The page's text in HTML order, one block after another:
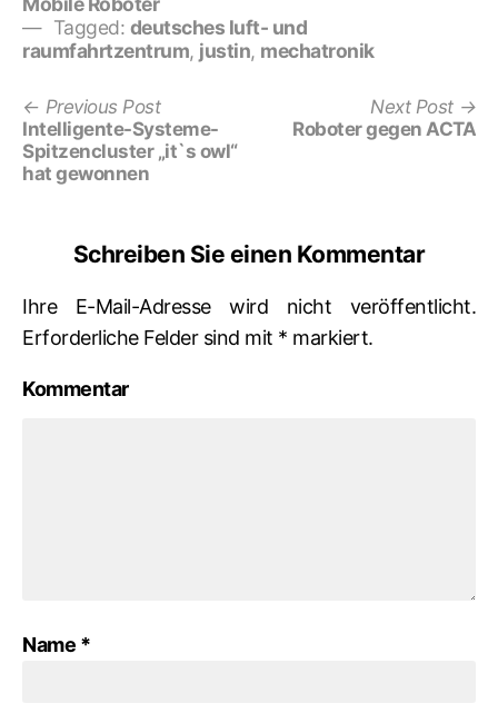
Tagged: deutsches luft- und
raumfahrtzentrum, justin, mechatronik
Beitrags-
Navigation
Previous PostPrevious
post:
Intelligente-Systeme-
Spitzencluster „it`s owl“
hat gewonnen
Next Post
Roboter gegen ACTA
Schreiben Sie einen Kommentar
Ihre E-Mail-Adresse wird nicht veröffentlicht.
Erforderliche Felder sind mit * markiert.
Kommentar
Name *